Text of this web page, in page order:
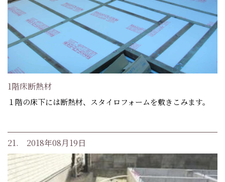
1階床断熱材
１階の床下には断熱材、スタイロフォームを敷きこみます。
21. 2018年08月19日